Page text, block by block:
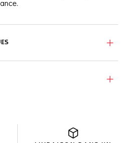
des sports extrêmes.
sablée noire,